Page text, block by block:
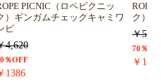
PICNIC（ロペピクニッ
）ギンガムチェックキャミワ
ピ
4,620
％OFF
1386
ROPE
ク）
￥
70％
￥